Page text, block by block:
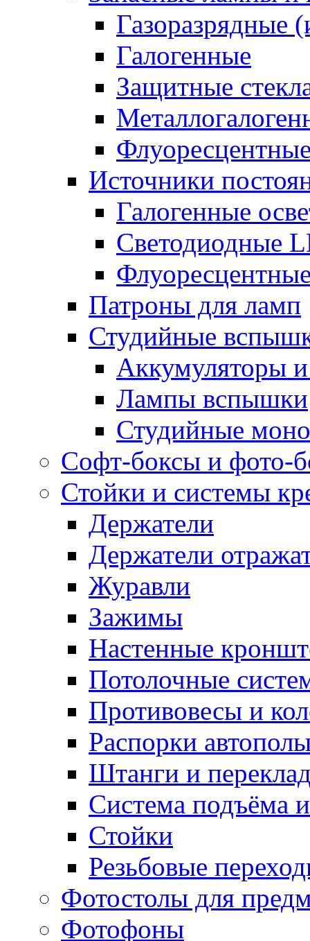
Газоразрядные
Галогенные
Защитные
Источники
Галогенные
Светодиодные
Патроны для ламп
Студийные
Аккумуляторы
Лампы вспышки
Студийные
Софт-боксы и фото-
Стойки и системы
Держатели
Держатели
Журавли
Зажимы
Настенные
Потолочные
Противовесы и
Распорки
Штанги и
Система подъёма
Стойки
Резьбовые
Фотостолы для
Фотофоны